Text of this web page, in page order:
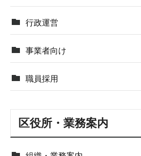
行政運営
事業者向け
職員採用
区役所・業務案内